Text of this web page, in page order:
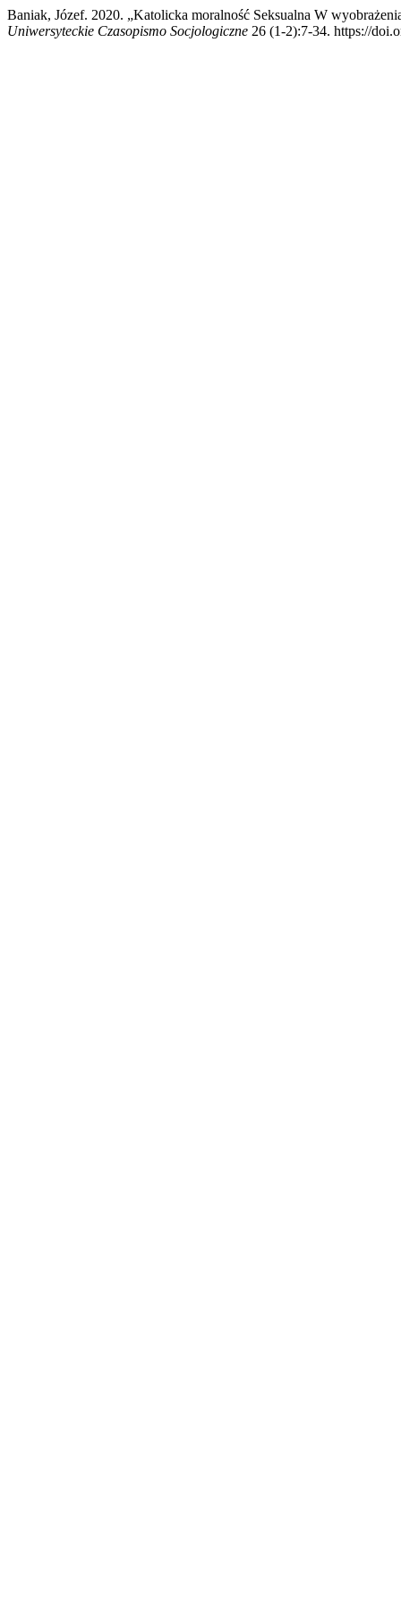
Baniak, Józef. 2020. „Katolicka moralność Seksualna W
Uniwersyteckie Czasopismo Socjologiczne 26 (1-2):7-34. https://